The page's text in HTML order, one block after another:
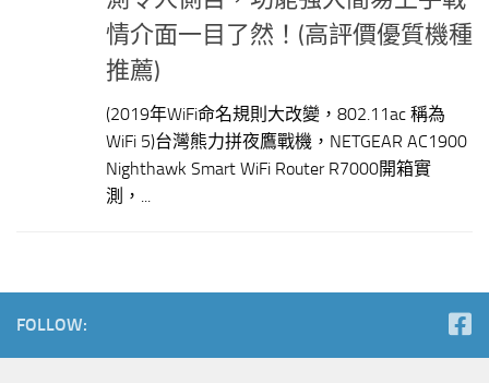
情介面一目了然！(高評價優質機種
推薦)
(2019年WiFi命名規則大改變，802.11ac 稱為
WiFi 5)台灣熊力拼夜鷹戰機，NETGEAR AC1900
Nighthawk Smart WiFi Router R7000開箱實
測，...
FOLLOW: